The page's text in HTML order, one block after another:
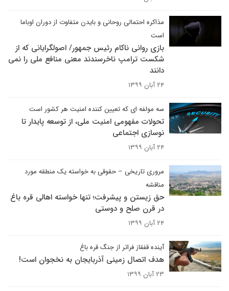
مذاکره احتمالی روحانی و بایدن متفاوت از دوران اوباما
است
بازی روانی ناکام رئیس جمهور/ اصولگرایانی که از
شکست ترامپ ناخرسندند معنی منافع ملی را نمی
دانند
۲۴ آبان ۱۳۹۹
سه مولفه ای که تعیین کننده امنیت هر کشور است
تحولات مفهومی امنیت ملی، از توسعه پایدار تا
نوسازی اجتماعی
۲۴ آبان ۱۳۹۹
مروری تاریخی – حقوقی به خواسته یک منطقه مورد
مناقشه
حق زیستن و پیشرفت؛ تنها خواسته اهالی قره باغ
در قرن صلح و دوستی
۲۴ آبان ۱۳۹۹
آینده قفقاز فراتر از جنگ قره باغ
هدف اتصال زمینی آذربایجان به نخجوان است!
۲۳ آبان ۱۳۹۹